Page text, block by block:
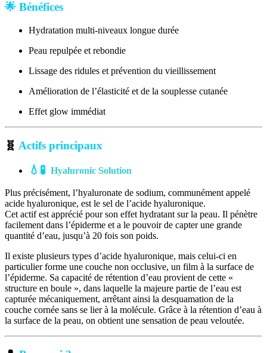
🌟 Bénéfices
Hydratation multi-niveaux longue durée
Peau repulpée et rebondie
Lissage des ridules et prévention du vieillissement
Amélioration de l’élasticité et de la souplesse cutanée
Effet glow immédiat
🧬 Actifs principaux
💧🧪 Hyaluronic Solution
Plus précisément, l’hyaluronate de sodium, communément appelé
acide hyaluronique, est le sel de l’acide hyaluronique.
Cet actif est apprécié pour son effet hydratant sur la peau. Il pénètre
facilement dans l’épiderme et a le pouvoir de capter une grande
quantité d’eau, jusqu’à 20 fois son poids.
Il existe plusieurs types d’acide hyaluronique, mais celui-ci en
particulier forme une couche non occlusive, un film à la surface de
l’épiderme. Sa capacité de rétention d’eau provient de cette «
structure en boule », dans laquelle la majeure partie de l’eau est
capturée mécaniquement, arrêtant ainsi la desquamation de la
couche cornée sans se lier à la molécule. Grâce à la rétention d’eau à
la surface de la peau, on obtient une sensation de peau veloutée.